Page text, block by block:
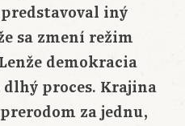
iný
sa zmení režim
demokracia
dlhý proces. Krajina
za jednu,